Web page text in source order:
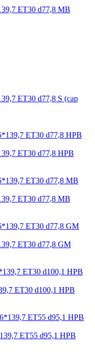
ET30 d77,8 MB
ET30 d77,8 S (cap
ET30 d77,8 HPB
ET30 d77,8 MB
ET30 d77,8 GM
ET30 d100,1 HPB
ET55 d95,1 HPB